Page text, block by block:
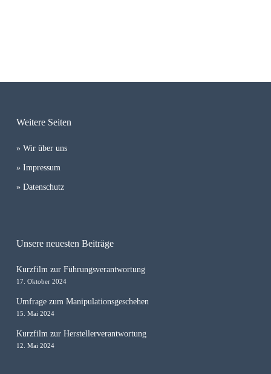
Weitere Seiten
» Wir über uns
» Impressum
» Datenschutz
Unsere neuesten Beiträge
Kurzfilm zur Führungsverantwortung
17. Oktober 2024
Umfrage zum Manipulationsgeschehen
15. Mai 2024
Kurzfilm zur Herstellerverantwortung
12. Mai 2024